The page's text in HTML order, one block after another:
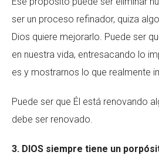
ser un proceso refinador, quiza
Dios quiere mejorarlo. Puede ser
en nuestra vida, entresacando lo
es y mostrarnos lo que realmente
Puede ser que Él está renovando
debe ser renovado.
3. DIOS siempre tiene un